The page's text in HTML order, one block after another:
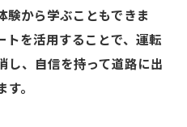
験から学ぶこともできま
トを活用することで、運転
し、自信を持って道路に出
。